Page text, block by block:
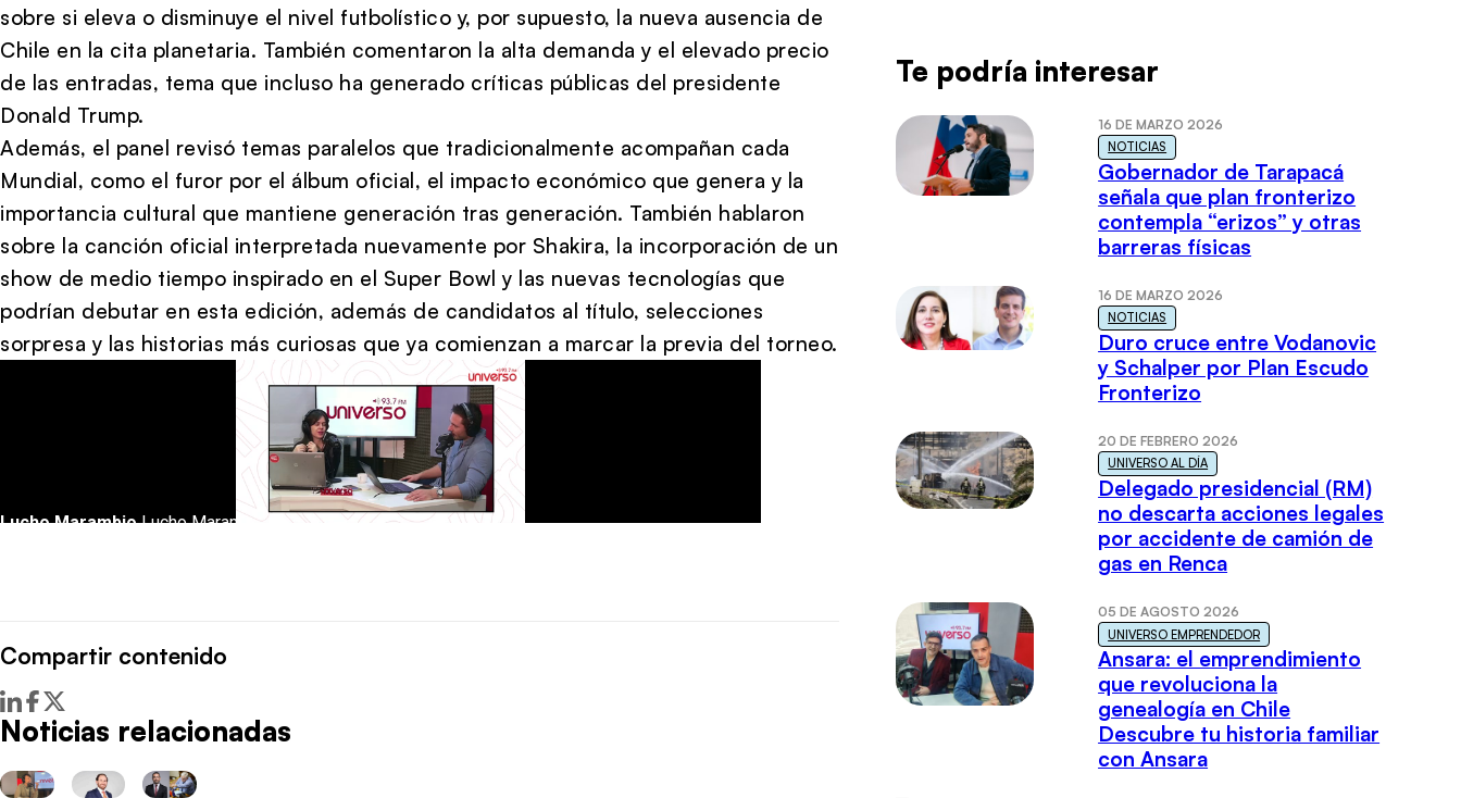
sobre si eleva o disminuye el nivel futbolístico y, por supuesto, la nueva ausencia de
Chile en la cita planetaria. También comentaron la alta demanda y el elevado precio
de las entradas, tema que incluso ha generado críticas públicas del presidente
Donald Trump.
Además, el panel revisó temas paralelos que tradicionalmente acompañan cada
Mundial, como el furor por el álbum oficial, el impacto económico que genera y la
importancia cultural que mantiene generación tras generación. También hablaron
sobre la canción oficial interpretada nuevamente por Shakira, la incorporación de un
show de medio tiempo inspirado en el Super Bowl y las nuevas tecnologías que
podrían debutar en esta edición, además de candidatos al título, selecciones
sorpresa y las historias más curiosas que ya comienzan a marcar la previa del torneo.
Compartir contenido
Noticias relacionadas
Te podría interesar
16 DE MARZO 2026
NOTICIAS
Gobernador de Tarapacá
señala que plan fronterizo
contempla “erizos” y otras
barreras físicas
16 DE MARZO 2026
NOTICIAS
Duro cruce entre Vodanovic
y Schalper por Plan Escudo
Fronterizo
20 DE FEBRERO 2026
UNIVERSO AL DÍA
Delegado presidencial (RM)
no descarta acciones legales
por accidente de camión de
gas en Renca
05 DE AGOSTO 2026
UNIVERSO EMPRENDEDOR
Ansara: el emprendimiento
que revoluciona la
genealogía en Chile
Descubre tu historia familiar
con Ansara